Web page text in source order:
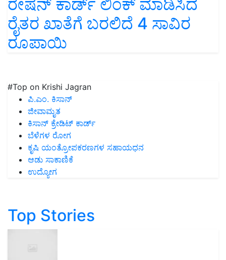
ರೇಷನ್‌ ಕಾರ್ಡ್‌ ಲಿಂಕ್‌ ಮಾಡಿಸಿದ
ರೈತರ ಖಾತೆಗೆ ಬರಲಿದೆ 4 ಸಾವಿರ
ರೂಪಾಯಿ
#Top on Krishi Jagran
ಪಿ.ಎಂ. ಕಿಸಾನ್
ಜೀವಾಮೃತ
ಕಿಸಾನ್ ಕ್ರೇಡಿಟ್ ಕಾರ್ಡ್
ಬೆಳೆಗಳ ರೋಗ
ಕೃಷಿ ಯಂತ್ರೋಪಕರಣಗಳ ಸಹಾಯಧನ
ಆಡು ಸಾಕಾಣಿಕೆ
ಉದ್ಯೋಗ
Top Stories